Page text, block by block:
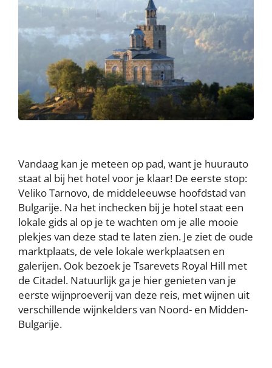
Vandaag kan je meteen op pad, want je huurauto
staat al bij het hotel voor je klaar! De eerste stop:
Veliko Tarnovo, de middeleeuwse hoofdstad van
Bulgarije. Na het inchecken bij je hotel staat een
lokale gids al op je te wachten om je alle mooie
plekjes van deze stad te laten zien. Je ziet de oude
marktplaats, de vele lokale werkplaatsen en
galerijen. Ook bezoek je Tsarevets Royal Hill met
de Citadel. Natuurlijk ga je hier genieten van je
eerste wijnproeverij van deze reis, met wijnen uit
verschillende wijnkelders van Noord- en Midden-
Bulgarije.